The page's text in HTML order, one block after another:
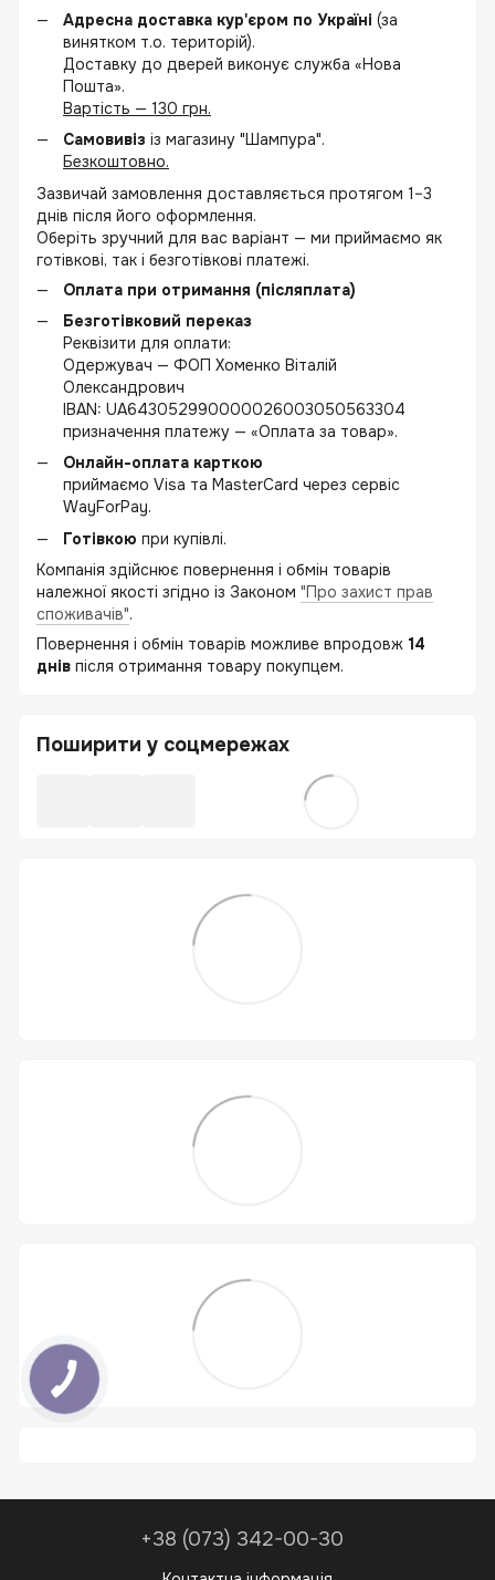
Адресна доставка кур'єром по Україні (за
винятком т.о. територій).
Доставку до дверей виконує служба «Нова
Пошта».
Вартість — 130 грн.
Самовивіз із магазину "Шампура".
Безкоштовно.
Зазвичай замовлення доставляється протягом 1–3
днів після його оформлення.
Оберіть зручний для вас варіант — ми приймаємо як
готівкові, так і безготівкові платежі.
Оплата при отримання (післяплата)
Безготівковий переказ
Реквізити для оплати:
Одержувач — ФОП Хоменко Віталій
Олександрович
IBAN: UA643052990000026003050563304
призначення платежу — «Оплата за товар».
Онлайн-оплата карткою
приймаємо Visa та MasterCard через сервіс
WayForPay.
Готівкою при купівлі.
Компанія здійснює повернення і обмін товарів
належної якості згідно із Законом "Про захист прав
споживачів".
Повернення і обмін товарів можливе впродовж 14
днів після отримання товару покупцем.
Поширити у соцмережах
+38 (073) 342-00-30